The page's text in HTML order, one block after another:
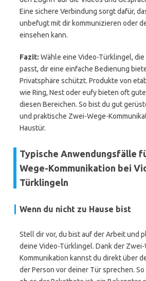
Eine sichere Verbindung sorgt dafür,
unbefugt mit dir kommunizieren oder
einsehen kann.
Fazit: Wähle eine Video-Türklingel,
passt, dir eine einfache Bedienung
Privatsphäre schützt. Produkte von
wie Ring, Nest oder eufy bieten oft
diesen Bereichen. So bist du gut
und praktische Zwei-Wege-
Haustür.
Typische Anwendungsfälle
Wege-Kommunikation bei
Türklingeln
Wenn du nicht zu Hause bist
Stell dir vor, du bist auf der Arbeit und
deine Video-Türklingel. Dank der Zwei-
Kommunikation kannst du direkt über
der Person vor deiner Tür sprechen.